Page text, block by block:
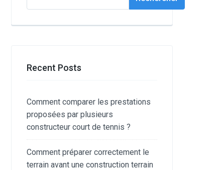
Recent Posts
Comment comparer les prestations
proposées par plusieurs
constructeur court de tennis ?
Comment préparer correctement le
terrain avant une construction terrain